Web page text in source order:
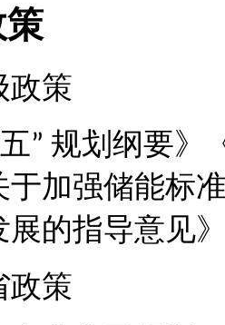
政策
” 规划纲要》
于加强储能标
展的指导意见
政策